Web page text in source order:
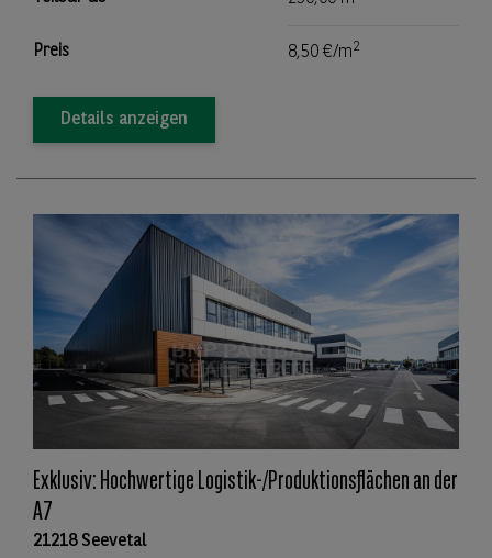
Preis 8,50 €/m2
Details anzeigen
Exklusiv: Hochwertige Logistik-/Produktionsflächen an der
A7
21218 Seevetal